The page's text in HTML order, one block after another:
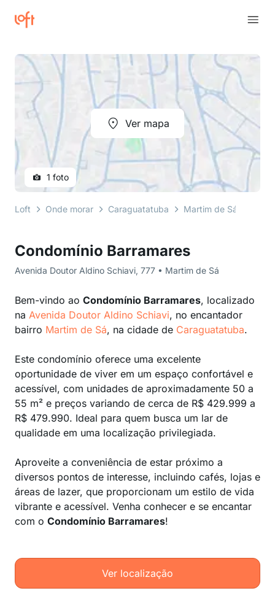
Condomínio Barramares
Avenida Doutor Aldino Schiavi, 777 • Martim de Sá
Bem-vindo ao Condomínio Barramares, localizado
na Avenida Doutor Aldino Schiavi, no encantador
bairro Martim de Sá, na cidade de Caraguatatuba.
Este condomínio oferece uma excelente
oportunidade de viver em um espaço confortável e
acessível, com unidades de aproximadamente 50 a
55 m² e preços variando de cerca de R$ 429.999 a
R$ 479.990. Ideal para quem busca um lar de
qualidade em uma localização privilegiada.
Aproveite a conveniência de estar próximo a
diversos pontos de interesse, incluindo cafés, lojas e
áreas de lazer, que proporcionam um estilo de vida
vibrante e acessível. Venha conhecer e se encantar
com o Condomínio Barramares!
Ver localização
Ver mapa
1 foto
Loft Onde morar Caraguatatuba Martim de Sá